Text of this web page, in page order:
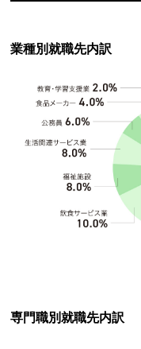
業種別就職先内訳
専門職別就職先内訳